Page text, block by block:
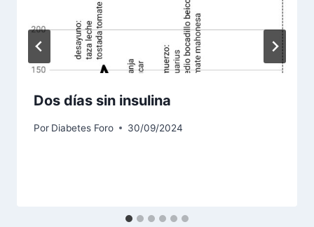
Dos días sin insulina
Por Diabetes Foro 30/09/2024